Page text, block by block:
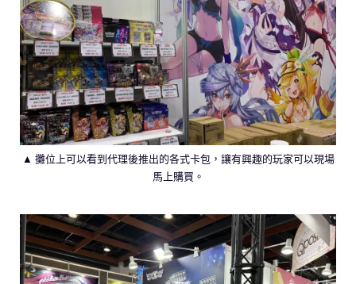
▲ 攤位上可以看到代理後推出的各式卡包，讓有興趣的玩家可以現場
馬上購買。